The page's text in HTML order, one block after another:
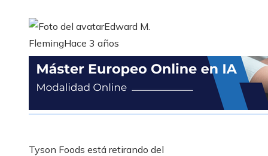
Edward M.
FlemingHace 3 años
Tyson Foods está retirando del